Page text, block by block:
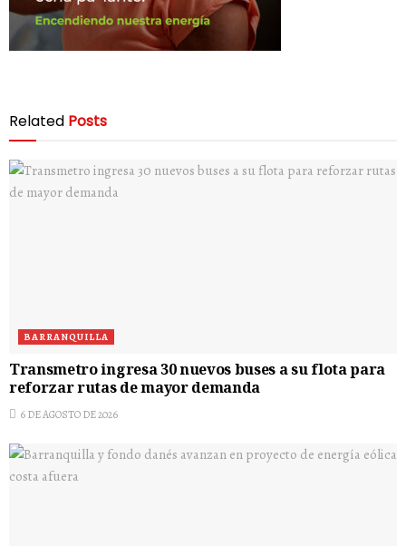
Related Posts
BARRANQUILLA
Transmetro ingresa 30 nuevos buses a su flota para
reforzar rutas de mayor demanda
6 DE AGOSTO DE 2026